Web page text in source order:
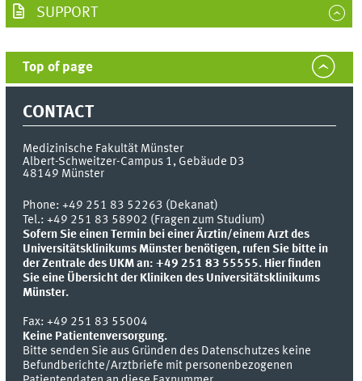
SUPPORT
Top of page
CONTACT
Medizinische Fakultät Münster
Albert-Schweitzer-Campus 1, Gebäude D3
48149 Münster
Phone:+49 251 83 52263 (Dekanat)
Tel.: +49 251 83 58902 (Fragen zum Studium)
Sofern Sie einen Termin bei einer Ärztin/einem Arzt des
Universitätsklinikums Münster benötigen, rufen Sie bitte in
der Zentrale des UKM an: +49 251 83 55555. Hier finden
Sie eine Übersicht der Kliniken des Universitätsklinikums
Münster.
Fax:+49 251 83 55004
Keine Patientenversorgung.
Bitte senden Sie aus Gründen des Datenschutzes keine
Befundberichte/Arztbriefe mit personenbezogenen